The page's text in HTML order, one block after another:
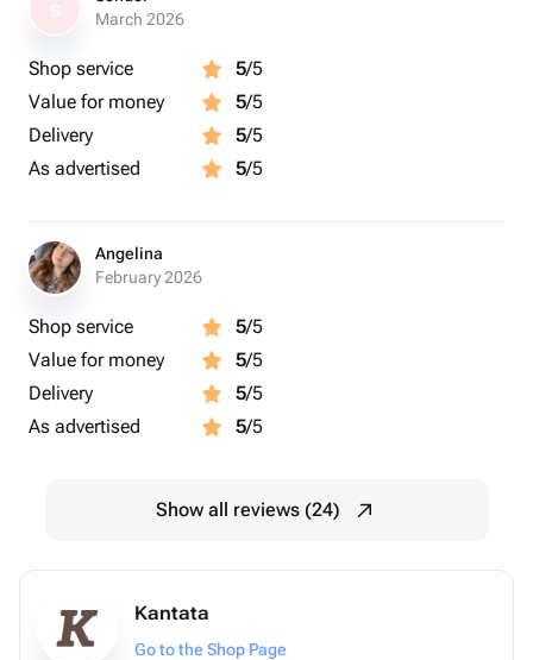
March 2026
Shop service 5/5
Value for money
5/5
Delivery
5/5
As advertised
5/5
Angelina
February 2026
Shop service 5/5
Value for money
5/5
Delivery
5/5
As advertised
5/5
Show all reviews (24)
Kantata
Go to the Shop Page